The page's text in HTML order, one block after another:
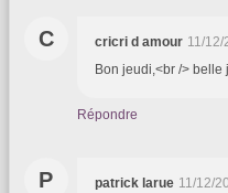
C cricri d amour 11/12/
Bon jeudi,<br /> belle
Répondre
P patrick larue 11/12/